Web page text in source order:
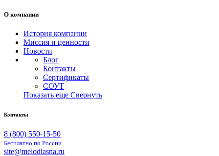
О компании
История компании
Миссия и ценности
Новости
Блог
Контакты
Сертификаты
СОУТ
Показать еще Свернуть
Контакты
8 (800) 550-15-50
Бесплатно по России
site@melodiasna.ru